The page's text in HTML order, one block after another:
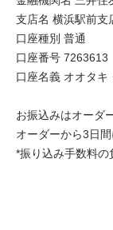
支店名 横浜駅前支
口座種別 普通
口座番号 7263613
口座名義 オオタキ
お振込みはオーダ
オーダーから3日
*振り込み手数料の